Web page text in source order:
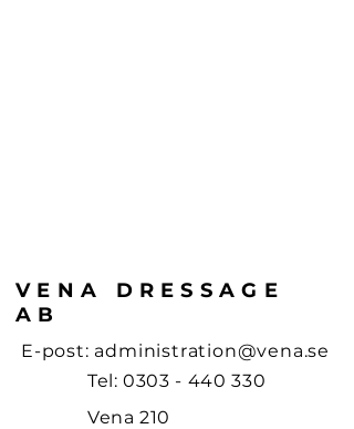
VENA DRESSAGE
AB
E-post: administration@vena.se
Tel:0303 - 440 330
Vena 210